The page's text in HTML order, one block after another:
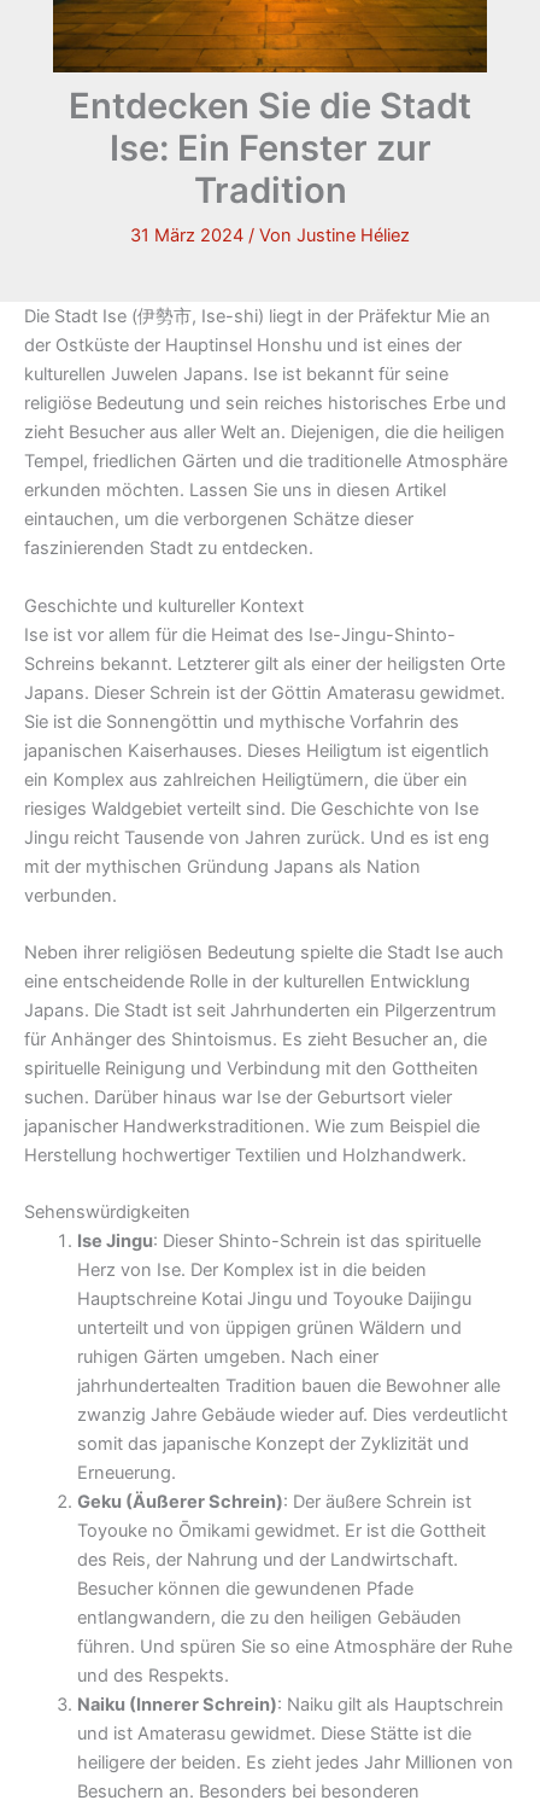
Entdecken Sie die Stadt
Ise: Ein Fenster zur
Tradition
31 März 2024 / Von Justine Héliez
Die Stadt Ise (伊勢市, Ise-shi) liegt in der Präfektur Mie an
der Ostküste der Hauptinsel Honshu und ist eines der
kulturellen Juwelen Japans. Ise ist bekannt für seine
religiöse Bedeutung und sein reiches historisches Erbe und
zieht Besucher aus aller Welt an. Diejenigen, die die heiligen
Tempel, friedlichen Gärten und die traditionelle Atmosphäre
erkunden möchten. Lassen Sie uns in diesen Artikel
eintauchen, um die verborgenen Schätze dieser
faszinierenden Stadt zu entdecken.
Geschichte und kultureller Kontext
Ise ist vor allem für die Heimat des Ise-Jingu-Shinto-
Schreins bekannt. Letzterer gilt als einer der heiligsten Orte
Japans. Dieser Schrein ist der Göttin Amaterasu gewidmet.
Sie ist die Sonnengöttin und mythische Vorfahrin des
japanischen Kaiserhauses. Dieses Heiligtum ist eigentlich
ein Komplex aus zahlreichen Heiligtümern, die über ein
riesiges Waldgebiet verteilt sind. Die Geschichte von Ise
Jingu reicht Tausende von Jahren zurück. Und es ist eng
mit der mythischen Gründung Japans als Nation
verbunden.
Neben ihrer religiösen Bedeutung spielte die Stadt Ise auch
eine entscheidende Rolle in der kulturellen Entwicklung
Japans. Die Stadt ist seit Jahrhunderten ein Pilgerzentrum
für Anhänger des Shintoismus. Es zieht Besucher an, die
spirituelle Reinigung und Verbindung mit den Gottheiten
suchen. Darüber hinaus war Ise der Geburtsort vieler
japanischer Handwerkstraditionen. Wie zum Beispiel die
Herstellung hochwertiger Textilien und Holzhandwerk.
Sehenswürdigkeiten
Ise Jingu: Dieser Shinto-Schrein ist das spirituelle
Herz von Ise. Der Komplex ist in die beiden
Hauptschreine Kotai Jingu und Toyouke Daijingu
unterteilt und von üppigen grünen Wäldern und
ruhigen Gärten umgeben. Nach einer
jahrhundertealten Tradition bauen die Bewohner alle
zwanzig Jahre Gebäude wieder auf. Dies verdeutlicht
somit das japanische Konzept der Zyklizität und
Erneuerung.
Geku (Äußerer Schrein): Der äußere Schrein ist
Toyouke no Ōmikami gewidmet. Er ist die Gottheit
des Reis, der Nahrung und der Landwirtschaft.
Besucher können die gewundenen Pfade
entlangwandern, die zu den heiligen Gebäuden
führen. Und spüren Sie so eine Atmosphäre der Ruhe
und des Respekts.
Naiku (Innerer Schrein): Naiku gilt als Hauptschrein
und ist Amaterasu gewidmet. Diese Stätte ist die
heiligere der beiden. Es zieht jedes Jahr Millionen von
Besuchern an. Besonders bei besonderen